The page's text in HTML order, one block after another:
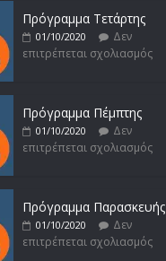
Πρόγραμμα Τετάρτης
01/10/2020
Δεν
επιτρέπεται σχολιασμός
Πρόγραμμα Πέμπτης
01/10/2020
Δεν
επιτρέπεται σχολιασμός
Πρόγραμμα Παρασκευής
01/10/2020
Δεν
επιτρέπεται σχολιασμός